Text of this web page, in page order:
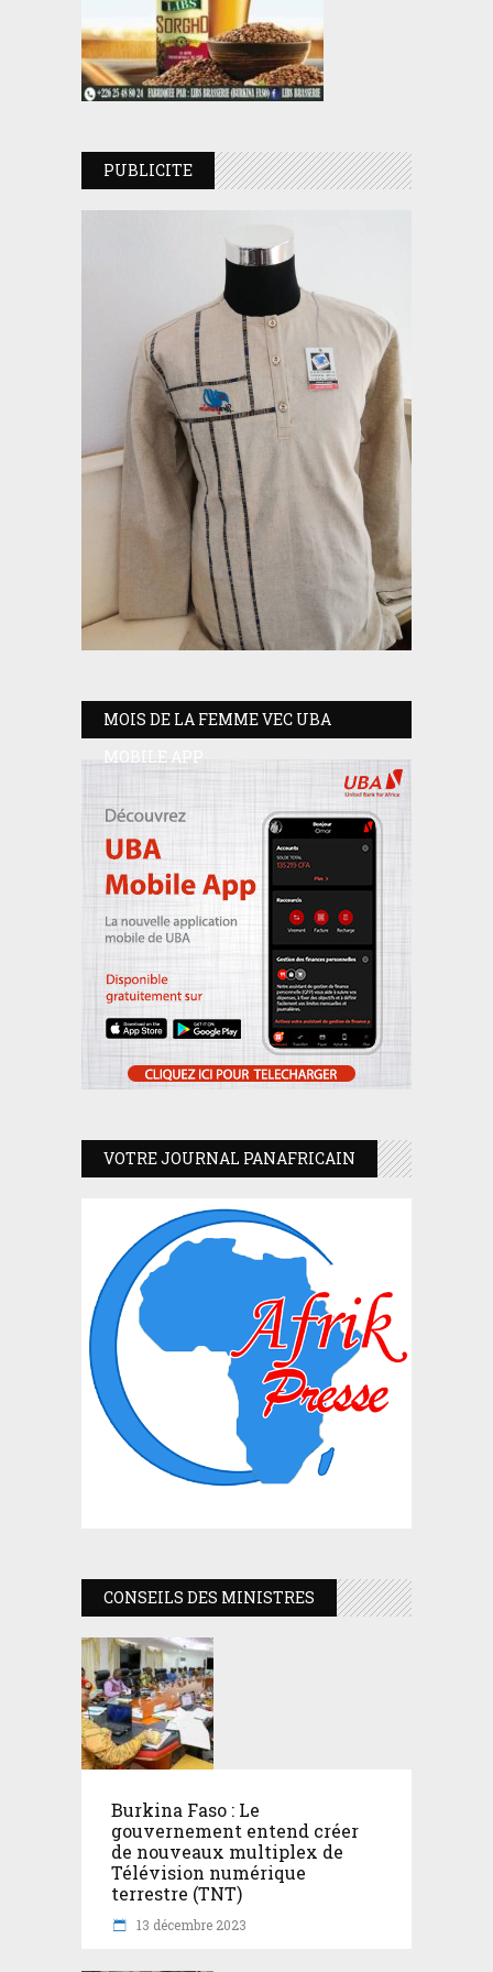
PUBLICITE
MOIS DE LA FEMME VEC UBA
MOBILE APP
VOTRE JOURNAL PANAFRICAIN
CONSEILS DES MINISTRES
Burkina Faso : Le
gouvernement entend créer
de nouveaux multiplex de
Télévision numérique
terrestre (TNT)
13 décembre 2023